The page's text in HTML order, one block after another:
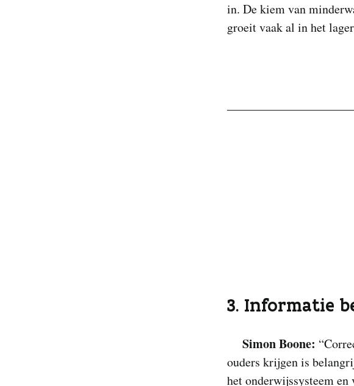
in. De kiem van
groeit vaak al in het
3. Informatie
Simon Boone:
ouders krijgen is
het onderwijssysteem en